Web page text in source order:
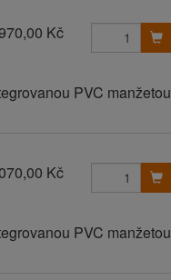
Kč
PVC manžetou
Kč
PVC manžetou